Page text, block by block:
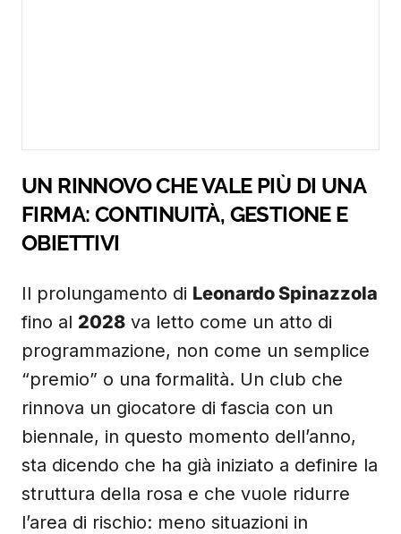
UN RINNOVO CHE VALE PIÙ DI UNA
FIRMA: CONTINUITÀ, GESTIONE E
OBIETTIVI
Il prolungamento di Leonardo Spinazzola
fino al 2028 va letto come un atto di
programmazione, non come un semplice
“premio” o una formalità. Un club che
rinnova un giocatore di fascia con un
biennale, in questo momento dell’anno,
sta dicendo che ha già iniziato a definire la
struttura della rosa e che vuole ridurre
l’area di rischio: meno situazioni in